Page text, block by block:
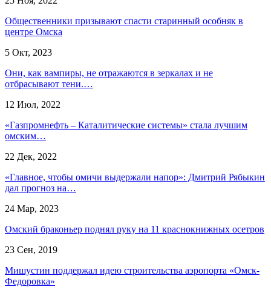
Общественники призывают спасти старинный особняк в
центре Омска
5 Окт, 2023
Они, как вампиры, не отражаются в зеркалах и не
отбрасывают тени.…
12 Июл, 2022
«Газпромнефть – Каталитические системы» стала лучшим
омским…
22 Дек, 2022
«Главное, чтобы омичи выдержали напор»: Дмитрий Рябыкин
дал прогноз на…
24 Мар, 2023
Омский браконьер поднял руку на 11 краснокнижных осетров
23 Сен, 2019
Мишустин поддержал идею строительства аэропорта «Омск-
Федоровка»